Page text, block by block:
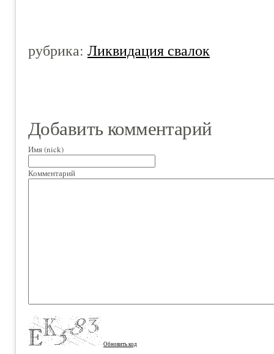
рубрика: Ликвидация свалок
Добавить комментарий
Имя (nick)
Комментарий
Обновить код